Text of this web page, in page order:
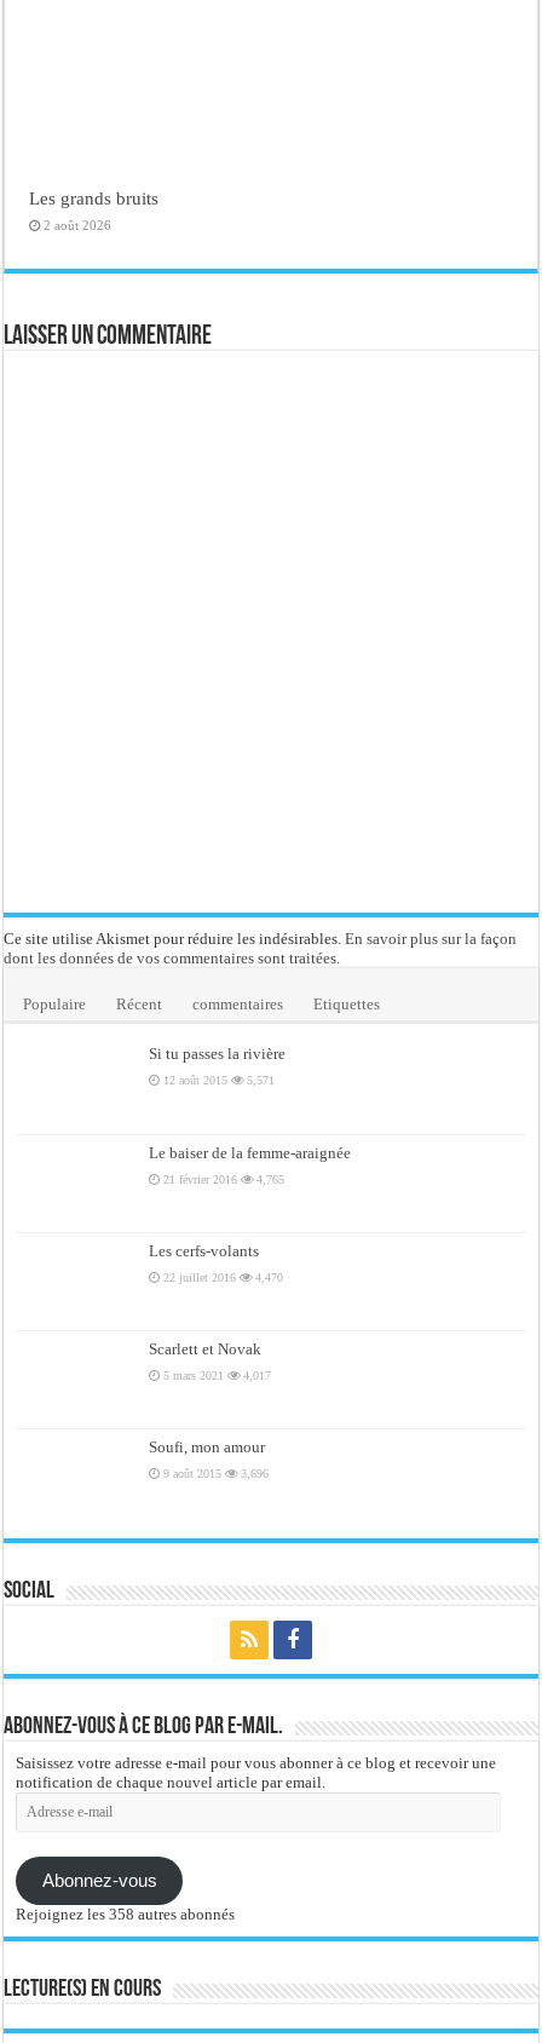
Les grands bruits
2 août 2026
Laisser un commentaire
Ce site utilise Akismet pour réduire les indésirables.En savoir plus sur la façon
dont les données de vos commentaires sont traitées.
Populaire Récent commentaires Etiquettes
Si tu passes la rivière
12 août 2015 5,571
Le baiser de la femme-araignée
21 février 2016 4,765
Les cerfs-volants
22 juillet 2016 4,470
Scarlett et Novak
5 mars 2021 4,017
Soufi, mon amour
9 août 2015 3,696
Social
Abonnez-vous à ce blog par e-mail.
Saisissez votre adresse e-mail pour vous abonner à ce blog et recevoir une
notification de chaque nouvel article par email.
Adresse
e-
Abonnez-vous
Rejoignez les 358 autres abonnés
Lecture(s) en cours